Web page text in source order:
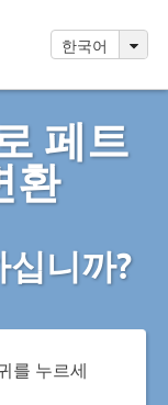
한국어
페트
환
니까?
를 누르세